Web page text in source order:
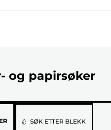
og papirsøker
Velg SØK ETTER BLEKK